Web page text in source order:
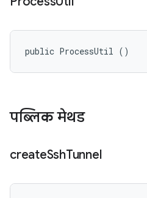
public ProcessUtil ()
पब्लिक मेथड
createSshTunnel